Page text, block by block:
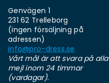
Genvägen 1
231 62 Trelleborg
(ingen försäljning på
adressen)
info@pro-dress.se
Vårt mål är att svara på alla
mejl inom 24 timmar
(vardagar).